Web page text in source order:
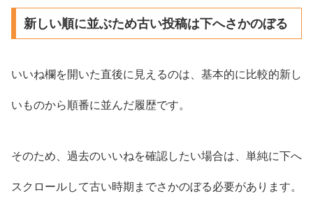
新しい順に並ぶため古い投稿は下へさかのぼる
いいね欄を開いた直後に見えるのは、基本的に比較的新し
いものから順番に並んだ履歴です。
そのため、過去のいいねを確認したい場合は、単純に下へ
スクロールして古い時期までさかのぼる必要があります。